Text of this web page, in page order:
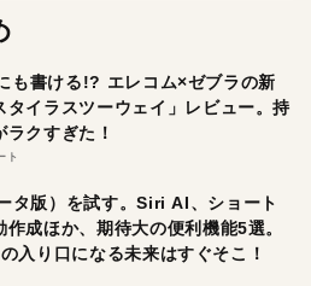
も書ける!? エレコム×ゼブラの新
タイラスツーウェイ」レビュー。持
ラクすぎた！
ト
タ版）を試す。Siri AI、ショート
作成ほか、期待大の便利機能5選。
入り口になる未来はすぐそこ！